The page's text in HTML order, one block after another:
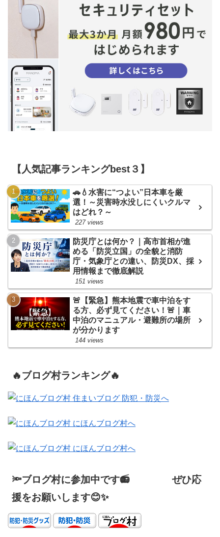
【人気記事ランキングbest３】
🚗💧水害に“つよい”日本車を厳
選！～災害時水没しにくいクルマ
はどれ？～
227 views
防災庁とは何か？｜高市首相が進
める「防災立国」の全貌と消防
庁・気象庁との違い、防災DX、採
用情報まで徹底解説
151 views
🚨【緊急】熊本地震で車中泊をす
る方、必ず見てください！🚨｜車
中泊のマニュアル・避難所の場所
が分かります
144 views
🔥ブログ村ランキング🔥
🔦ブログ村に参加中です📻 ぜひ応
援をお願いします😊✨